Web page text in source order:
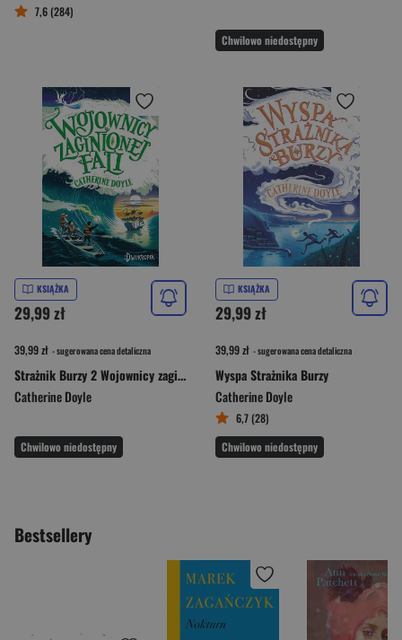
7,6 (284)
Chwilowo niedostępny
KSIĄŻKA
29,99 zł
39,99 zł - sugerowana cena detaliczna
Strażnik Burzy 2 Wojownicy zaginionej fali
Catherine Doyle
Chwilowo niedostępny
KSIĄŻKA
29,99 zł
39,99 zł - sugerowana cena detaliczna
Wyspa Strażnika Burzy
Catherine Doyle
6,7 (28)
Chwilowo niedostępny
Bestsellery